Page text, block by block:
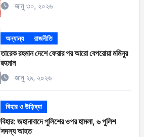
জানু ৩০, ২০২৬
অন্যান্য রাজনীতি
তারেক রহমান দেশে ফেরার পর আরো বেপরোয়া মমিনুর
রহমান
জানু ২৯, ২০২৬
বিহার ও উড়িষ্যা
বিহার: জহানাবাদে পুলিশের ওপর হামলা, ৬ পুলিশ
সদস্য আহত